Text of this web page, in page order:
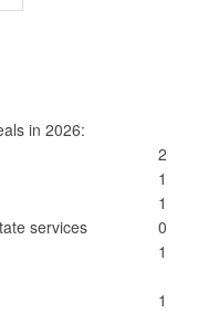
in 2026:
2
1
1
services
0
1
1